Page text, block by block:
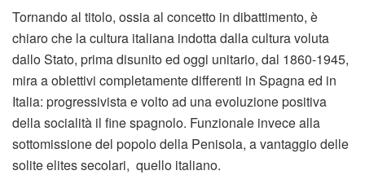
Tornando al titolo, ossia al concetto in dibattimento, è
chiaro che la cultura italiana indotta dalla cultura voluta
dallo Stato, prima disunito ed oggi unitario, dal 1860-1945,
mira a obiettivi completamente differenti in Spagna ed in
Italia: progressivista e volto ad una evoluzione positiva
della socialità il fine spagnolo. Funzionale invece alla
sottomissione del popolo della Penisola, a vantaggio delle
solite elites secolari, quello italiano.